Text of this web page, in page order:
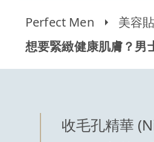
Perfect Men 美容
想要緊緻健康肌膚？男
收毛孔精華